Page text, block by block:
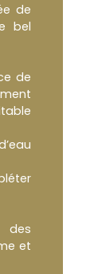
de
bel
de
des
et